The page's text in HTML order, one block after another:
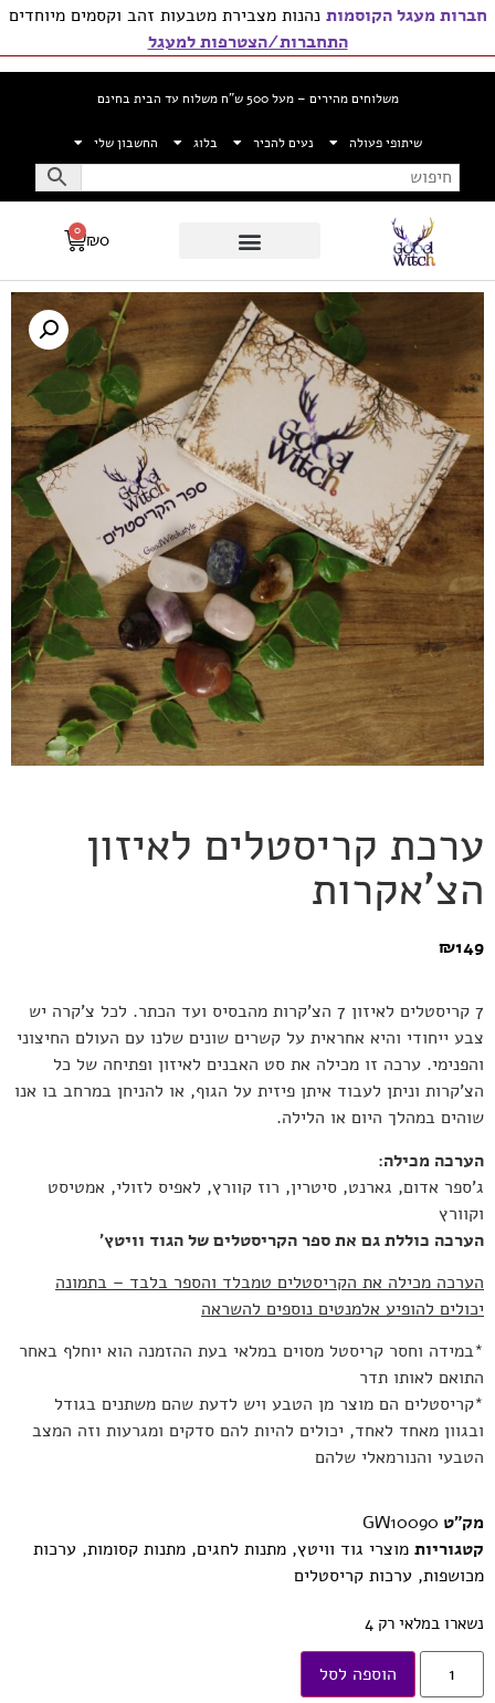
חברות מעגל הקוסמות נהנות מצבירת מטבעות זהב וקסמים מיוחדים
התחברות/הצטרפות למעגל
משלוחים מהירים – מעל 500 ש”ח משלוח עד הבית בחינם
שיתופי פעולה נעים להכיר בלוג החשבון שלי
₪0
0
ערכת קריסטלים לאיזון
הצ’אקרות
₪149
7 קריסטלים לאיזון 7 הצ’קרות מהבסיס ועד הכתר. לכל צ’קרה יש
צבע ייחודי והיא אחראית על קשרים שונים שלנו עם העולם החיצוני
והפנימי. ערכה זו מכילה את סט האבנים לאיזון ופתיחה של כל
הצ’קרות וניתן לעבוד איתן פיזית על הגוף, או להניחן במרחב בו אנו
שוהים במהלך היום או הלילה.
הערכה מכילה:
ג’ספר אדום, גארנט, סיטרין, רוז קוורץ, לאפיס לזולי, אמטיסט
וקוורץ
הערכה כוללת גם את ספר הקריסטלים של הגוד וויטץ’
הערכה מכילה את הקריסטלים טמבלד והספר בלבד – בתמונה
יכולים להופיע אלמנטים נוספים להשראה
*במידה וחסר קריסטל מסוים במלאי בעת ההזמנה הוא יוחלף באחר
התואם לאותו תדר
*קריסטלים הם מוצר מן הטבע ויש לדעת שהם משתנים בגודל
ובגוון מאחד לאחד, יכולים להיות להם סדקים ומגרעות וזה המצב
הטבעי והנורמאלי שלהם
מק"ט GW10090
קטגוריות מוצרי גוד וויטץ, מתנות לחגים, מתנות קסומות, ערכות
מכושפות, ערכות קריסטלים
נשארו במלאי רק 4
הוספה לסל